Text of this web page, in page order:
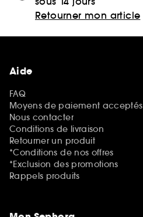
Retourner mon article
Aide
FAQ
Moyens de paiement acceptés
Nous contacter
Conditions de livraison
Retourner un produit
*Conditions de nos offres
*Exclusion des promotions
Rappels produits